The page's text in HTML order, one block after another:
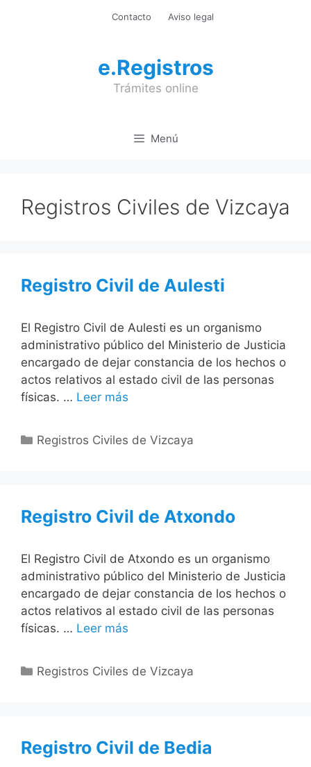
Contacto Aviso legal
e.Registros
Trámites online
Menú
Registros Civiles de Vizcaya
Registro Civil de Aulesti
El Registro Civil de Aulesti es un organismo
administrativo público del Ministerio de Justicia
encargado de dejar constancia de los hechos o
actos relativos al estado civil de las personas
físicas. … Leer más
Categorías
Registros Civiles de Vizcaya
Registro Civil de Atxondo
El Registro Civil de Atxondo es un organismo
administrativo público del Ministerio de Justicia
encargado de dejar constancia de los hechos o
actos relativos al estado civil de las personas
físicas. … Leer más
Categorías
Registros Civiles de Vizcaya
Registro Civil de Bedia